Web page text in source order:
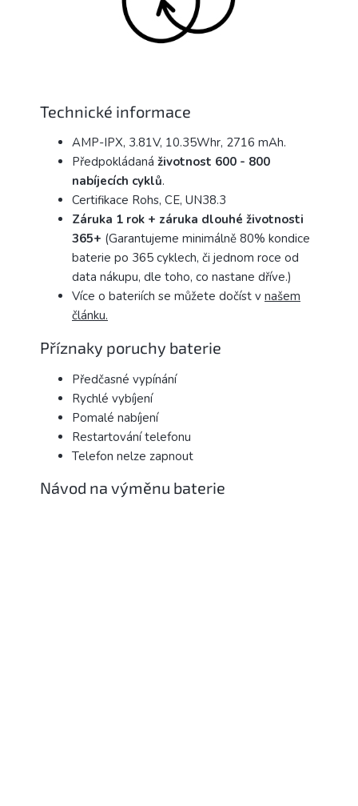
Technické informace
AMP-IPX, 3.81V, 10.35Whr, 2716 mAh.
Předpokládaná životnost 600 - 800
nabíjecích cyklů.
Certifikace Rohs, CE, UN38.3
Záruka 1 rok + záruka dlouhé životnosti
365+ (Garantujeme minimálně 80% kondice
baterie po 365 cyklech, či jednom roce od
data nákupu, dle toho, co nastane dříve.)
Více o bateriích se můžete dočíst v našem
článku.
Příznaky poruchy baterie
Předčasné vypínání
Rychlé vybíjení
Pomalé nabíjení
Restartování telefonu
Telefon nelze zapnout
Návod na výměnu baterie